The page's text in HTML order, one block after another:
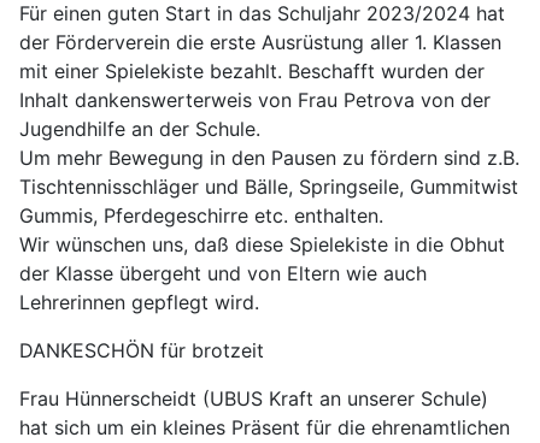
Für einen guten Start in das Schuljahr 2023/2024 hat
der Förderverein die erste Ausrüstung aller 1. Klassen
mit einer Spielekiste bezahlt. Beschafft wurden der
Inhalt dankenswerterweis von Frau Petrova von der
Jugendhilfe an der Schule.
Um mehr Bewegung in den Pausen zu fördern sind z.B.
Tischtennisschläger und Bälle, Springseile, Gummitwist
Gummis, Pferdegeschirre etc. enthalten.
Wir wünschen uns, daß diese Spielekiste in die Obhut
der Klasse übergeht und von Eltern wie auch
Lehrerinnen gepflegt wird.
DANKESCHÖN für brotzeit
Frau Hünnerscheidt (UBUS Kraft an unserer Schule)
hat sich um ein kleines Präsent für die ehrenamtlichen